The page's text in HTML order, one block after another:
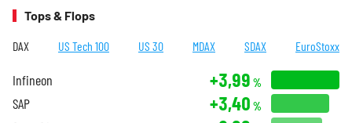
Tops & Flops
DAX US Tech 100 US 30 MDAX SDAX EuroStoxx
Infineon +3,99 %
SAP +3,40 %